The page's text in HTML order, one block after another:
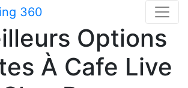
360
Options
À Cafe Live